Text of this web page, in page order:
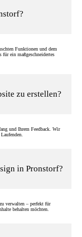
Funktionen und dem
ein maßgeschneidertes
zu erstellen?
und Ihrem Feedback. Wir
in Pronstorf?
verwalten – perfekt für
behalten möchten.